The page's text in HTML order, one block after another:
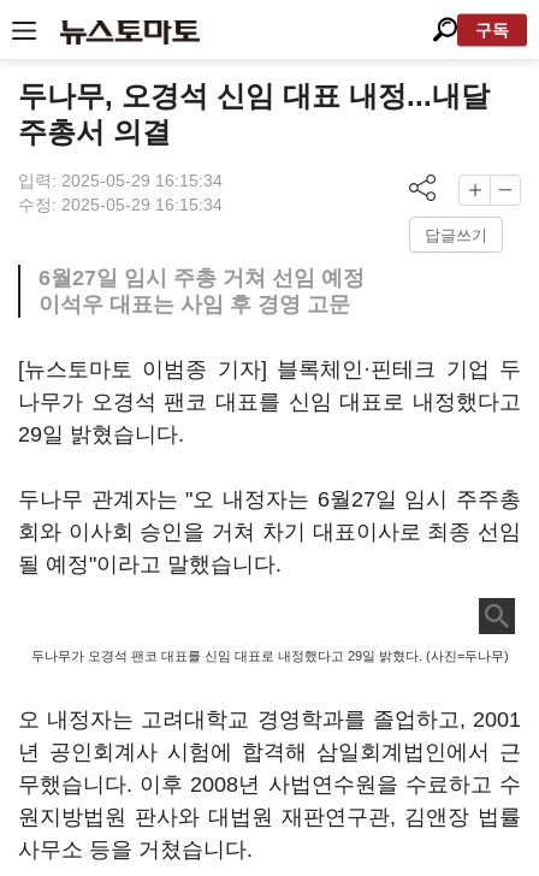
구독
두나무, 오경석 신임 대표 내정...내달
주총서 의결
입력: 2025-05-29 16:15:34
수정: 2025-05-29 16:15:34
답글쓰기
6월27일 임시 주총 거쳐 선임 예정
이석우 대표는 사임 후 경영 고문
[뉴스토마토 이범종 기자] 블록체인·핀테크 기업 두
나무가 오경석 팬코 대표를 신임 대표로 내정했다고
29일 밝혔습니다.
두나무 관계자는 "오 내정자는 6월27일 임시 주주총
회와 이사회 승인을 거쳐 차기 대표이사로 최종 선임
될 예정"이라고 말했습니다.
두나무가 오경석 팬코 대표를 신임 대표로 내정했다고 29일 밝혔다. (사진=두나무)
오 내정자는 고려대학교 경영학과를 졸업하고, 2001
년 공인회계사 시험에 합격해 삼일회계법인에서 근
무했습니다. 이후 2008년 사법연수원을 수료하고 수
원지방법원 판사와 대법원 재판연구관, 김앤장 법률
사무소 등을 거쳤습니다.